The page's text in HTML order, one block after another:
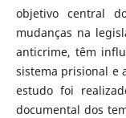
objetivo central
mudanças na
anticrime, têm
sistema prisional e
estudo foi
documental dos